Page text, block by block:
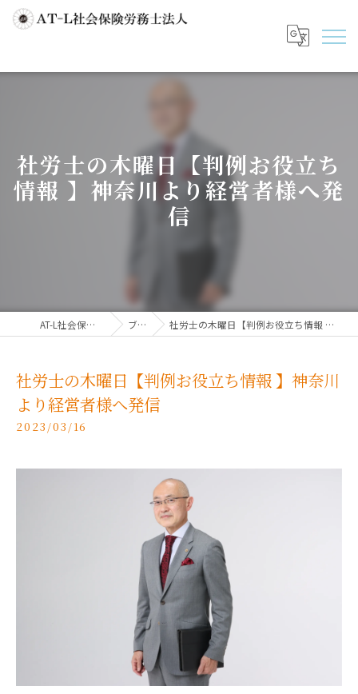
社労士の木曜日【判例お役立ち
情報 】神奈川より経営者様へ発
信
AT-L社会保険労務士法人 ブログ 社労士の木曜日【判例お役立ち情報 】神奈川より経営者様へ発信
社労士の木曜日【判例お役立ち情報 】神奈川
より経営者様へ発信
2023/03/16